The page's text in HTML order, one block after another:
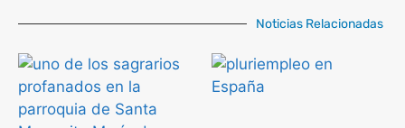
Noticias Relacionadas